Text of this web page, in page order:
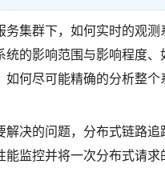
务集群下，如何实时的观
统的影响范围与影响程度
如何尽可能精确的分析整
解决的问题，分布式链路
能监控并将一次分布式请